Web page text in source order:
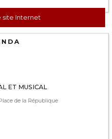
site Internet
ET MUSICAL
de la République